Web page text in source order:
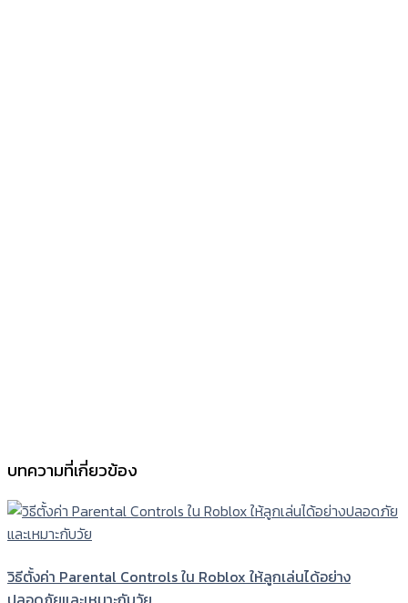
บทความที่เกี่ยวข้อง
วิธีตั้งค่า Parental Controls ใน Roblox ให้ลูกเล่นได้อย่าง